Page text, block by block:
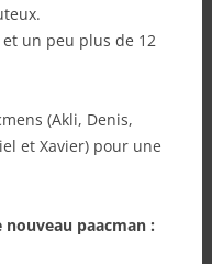
un peu plus de 12
(Akli, Denis,
et Xavier) pour une
paacman :